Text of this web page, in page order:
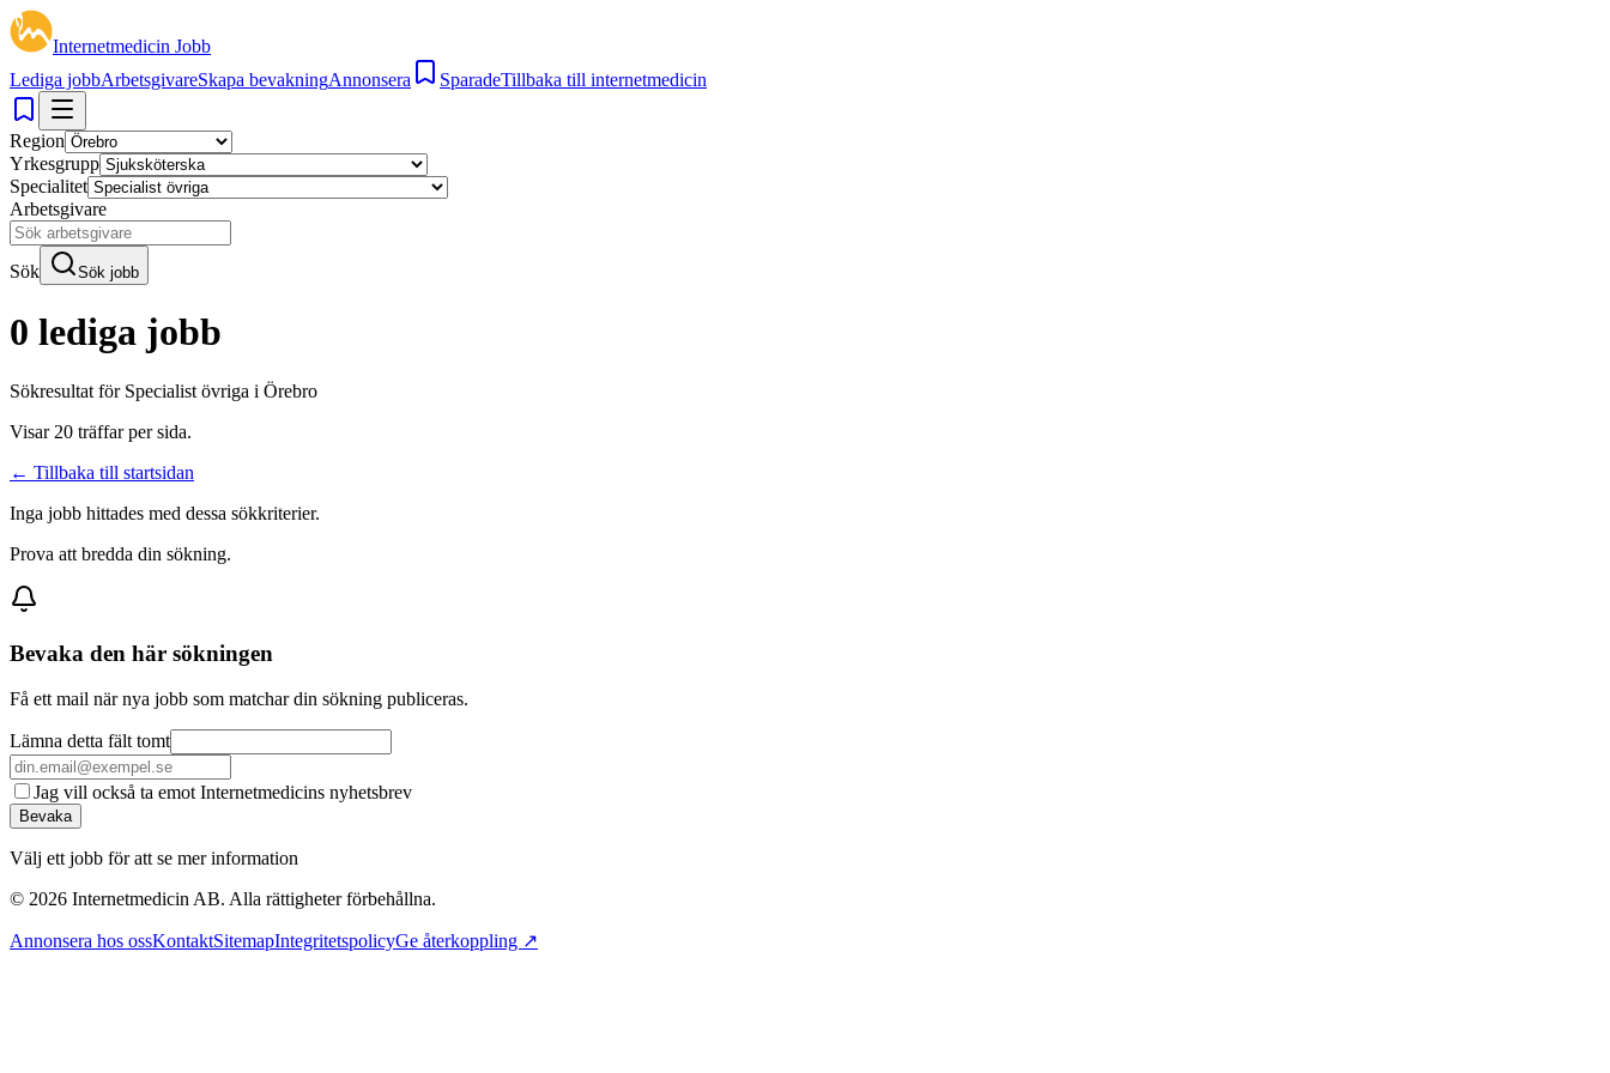
Internetmedicin Jobb
Lediga jobbArbetsgivareSkapa bevakningAnnonsera SparadeTillbaka till internetmedicin
Region
Yrkesgrupp
Specialitet
Arbetsgivare
Sök Sök jobb
0 lediga jobb
Sökresultat för Specialist övriga i Örebro
Visar 20 träffar per sida.
← Tillbaka till startsidan
Inga jobb hittades med dessa sökkriterier.
Prova att bredda din sökning.
Bevaka den här sökningen
Få ett mail när nya jobb som matchar din sökning publiceras.
Lämna detta fält tomt
Jag vill också ta emot Internetmedicins nyhetsbrev
Bevaka
Välj ett jobb för att se mer information
© 2026 Internetmedicin AB. Alla rättigheter förbehållna.
Annonsera hos ossKontaktSitemapIntegritetspolicyGe återkoppling ↗